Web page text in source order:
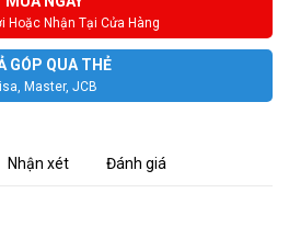
Hoặc Nhận Tại Cửa Hàng
GÓP QUA THẺ
Master, JCB
Nhận xét Đánh giá